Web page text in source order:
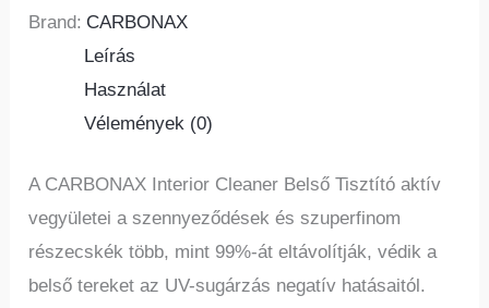
Brand: CARBONAX
Leírás
Használat
Vélemények (0)
A CARBONAX Interior Cleaner Belső Tisztító aktív
vegyületei a szennyeződések és szuperfinom
részecskék több, mint 99%-át eltávolítják, védik a
belső tereket az UV-sugárzás negatív hatásaitól.